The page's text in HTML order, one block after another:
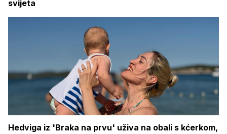
svijeta
Hedviga iz 'Braka na prvu' uživa na obali s kćerkom,